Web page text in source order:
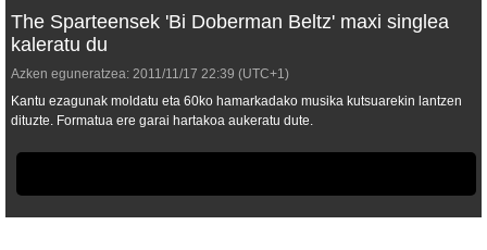
The Sparteensek 'Bi Doberman Beltz' maxi singlea
kaleratu du
Azken eguneratzea: 2011/11/17 22:39 (UTC+1)
Kantu ezagunak moldatu eta 60ko hamarkadako musika kutsuarekin lantzen
dituzte. Formatua ere garai hartakoa aukeratu dute.